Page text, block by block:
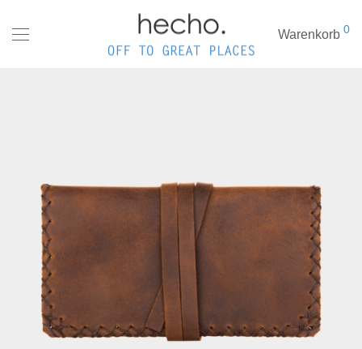
Warenkorb 0